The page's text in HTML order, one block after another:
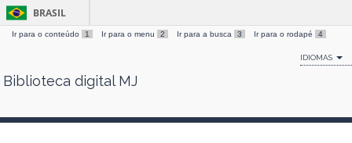
Skip
BRASIL
Ir para o conteúdo 1 Ir para o menu 2 Ir para a busca 3 Ir para o rodapé 4
IDIOMAS
Biblioteca digital MJ